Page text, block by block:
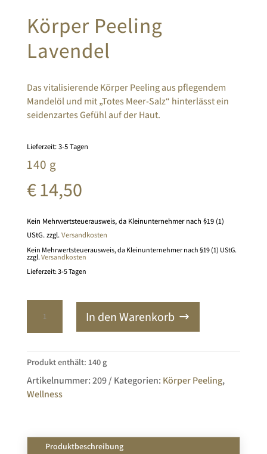
Körper Peeling
Lavendel
Das vitalisierende Körper Peeling aus pflegendem
Mandelöl und mit „Totes Meer-Salz“ hinterlässt ein
seidenzartes Gefühl auf der Haut.
Lieferzeit:3-5 Tagen
140 g
€14,50
Kein Mehrwertsteuerausweis, da Kleinunternehmer nach §19 (1)
UStG.zzgl.Versandkosten
Kein Mehrwertsteuerausweis, da Kleinunternehmer nach §19 (1) UStG.
zzgl.Versandkosten
Lieferzeit: 3-5 Tagen
Peeling
Lavendel
In den Warenkorb
Produkt enthält: 140 g
Artikelnummer:209 Kategorien: Körper Peeling,
Wellness
Produktbeschreibung